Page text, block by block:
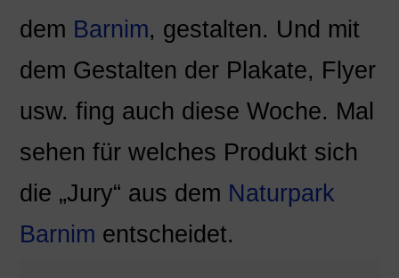
dem Barnim, gestalten. Und mit
dem Gestalten der Plakate, Flyer
usw. fing auch diese Woche. Mal
sehen für welches Produkt sich
die „Jury“ aus dem Naturpark
Barnim entscheidet.